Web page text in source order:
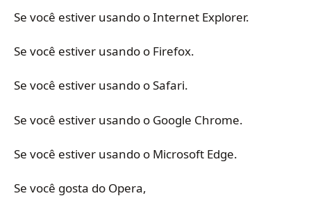
Se você estiver usando o Internet Explorer.
Se você estiver usando o Firefox.
Se você estiver usando o Safari.
Se você estiver usando o Google Chrome.
Se você estiver usando o Microsoft Edge.
Se você gosta do Opera,